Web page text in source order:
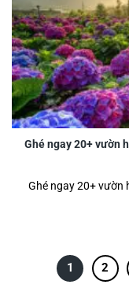
Ghé ngay 20+ vườn
Ghé ngay 20+ vườn
1 2